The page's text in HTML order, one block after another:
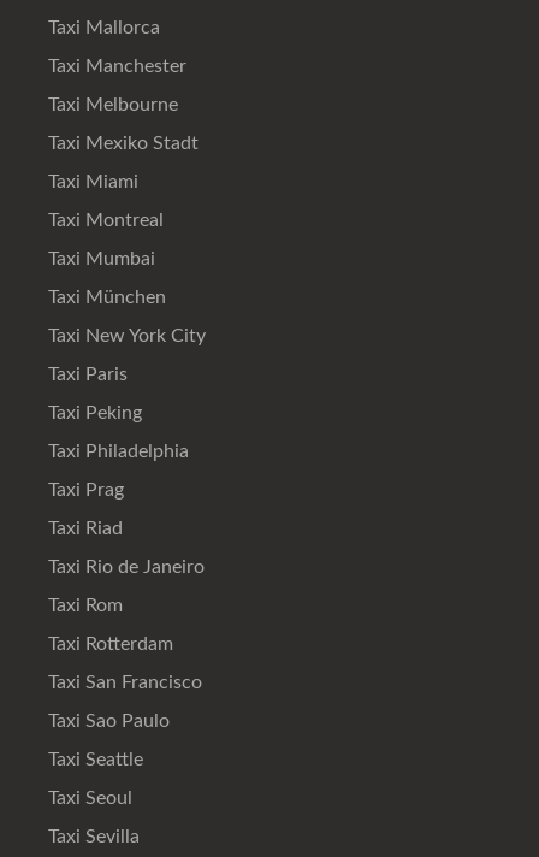
Taxi Mallorca
Taxi Manchester
Taxi Melbourne
Taxi Mexiko Stadt
Taxi Miami
Taxi Montreal
Taxi Mumbai
Taxi München
Taxi New York City
Taxi Paris
Taxi Peking
Taxi Philadelphia
Taxi Prag
Taxi Riad
Taxi Rio de Janeiro
Taxi Rom
Taxi Rotterdam
Taxi San Francisco
Taxi Sao Paulo
Taxi Seattle
Taxi Seoul
Taxi Sevilla